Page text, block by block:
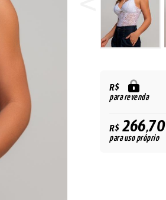
R$
para revenda
R$266,70
para uso próprio